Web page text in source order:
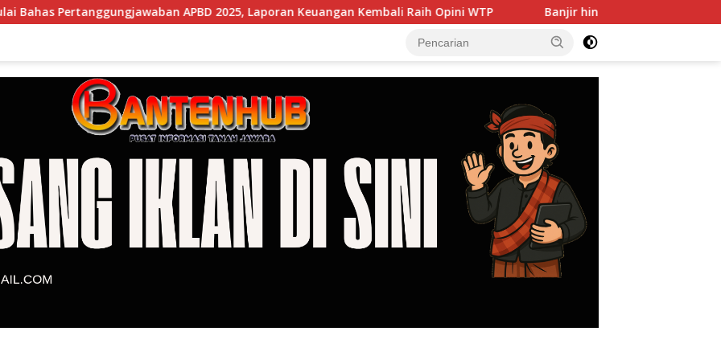
APBD 2025, Laporan Keuangan Kembali Raih Opini WTP Banjir hingga PJU Harus Jadi Prioritas, DPRD